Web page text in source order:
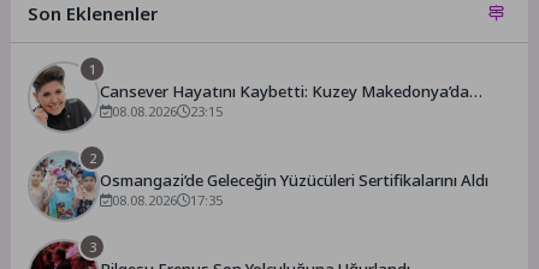
Son Eklenenler
1
Cansever Hayatını Kaybetti: Kuzey Makedonya’da
Toprağa Verilecek
08.08.2026 23:15
2
Osmangazi’de Geleceğin Yüzücüleri Sertifikalarını Aldı
08.08.2026 17:35
3